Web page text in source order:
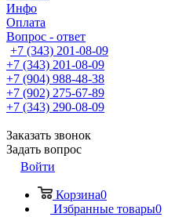
Инфо
Оплата
Вопрос - ответ
+7 (343) 201-08-09
+7 (343) 201-08-09
+7 (904) 988-48-38
+7 (902) 275-67-89
+7 (343) 290-08-09
Заказать звонок
Задать вопрос
Войти
Корзина0
Избранные товары0